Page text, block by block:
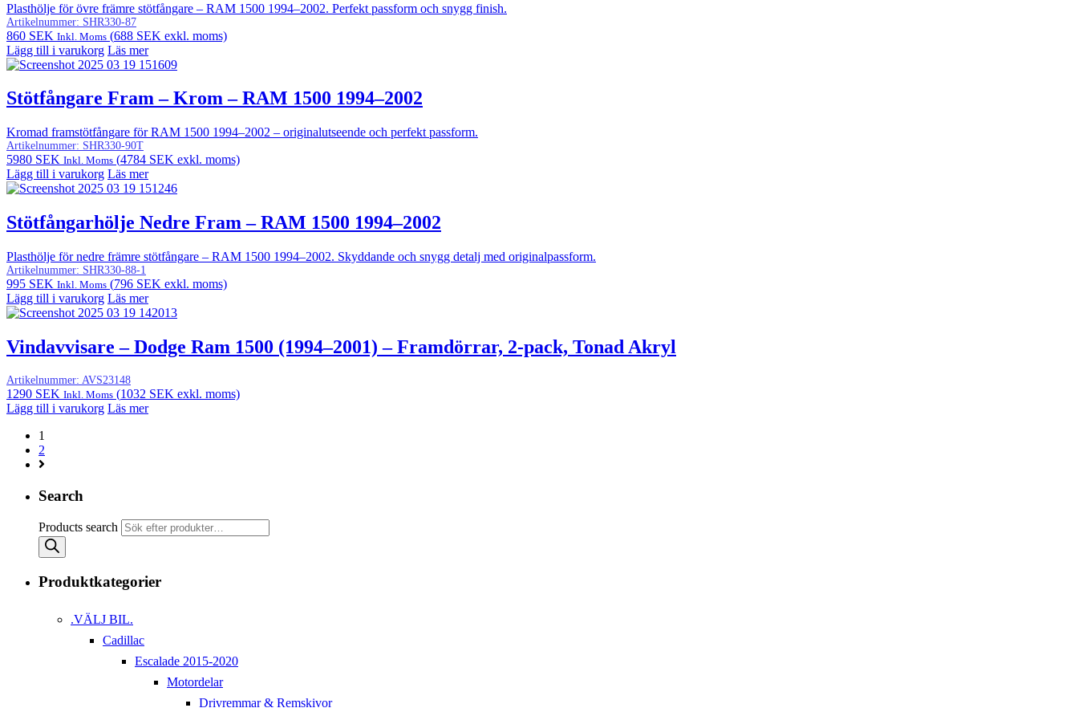
Plasthölje för övre främre stötfångare – RAM 1500 1994–2002. Perfekt passform och snygg finish.
Artikelnummer: SHR330-87
860 SEK Inkl. Moms (688 SEK exkl. moms)
Lägg till i varukorg Läs mer
Stötfångare Fram – Krom – RAM 1500 1994–2002
Kromad framstötfångare för RAM 1500 1994–2002 – originalutseende och perfekt passform.
Artikelnummer: SHR330-90T
5980 SEK Inkl. Moms (4784 SEK exkl. moms)
Lägg till i varukorg Läs mer
Stötfångarhölje Nedre Fram – RAM 1500 1994–2002
Plasthölje för nedre främre stötfångare – RAM 1500 1994–2002. Skyddande och snygg detalj med originalpassform.
Artikelnummer: SHR330-88-1
995 SEK Inkl. Moms (796 SEK exkl. moms)
Lägg till i varukorg Läs mer
Vindavvisare – Dodge Ram 1500 (1994–2001) – Framdörrar, 2-pack, Tonad Akryl
Artikelnummer: AVS23148
1290 SEK Inkl. Moms (1032 SEK exkl. moms)
Lägg till i varukorg Läs mer
1
2
Search
Products search
Produktkategorier
.VÄLJ BIL.
Cadillac
Escalade 2015-2020
Motordelar
Drivremmar & Remskivor